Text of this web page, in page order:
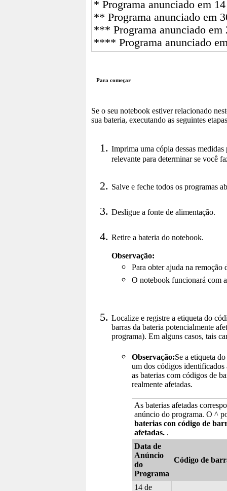
* Programa anunciado em
** Programa anunciado em
*** Programa anunciado em
**** Programa anunciado
Para começar
Se o seu notebook estiver relacionado
sua bateria, executando as seguintes
Imprima uma cópia dessas
relevante para determinar se você
Salve e feche todos os programas
Desligue a fonte de alimentação.
Retire a bateria do notebook.
Observação:
Para obter ajuda na
O notebook funcionará com
Localize e registre a etiqueta do
barras da bateria potencialmente
programa). Em alguns casos, tais
Observação:Se a etiqueta
um dos códigos identificados
as baterias com códigos de
realmente afetadas.
As baterias afetadas
anúncio do programa. O ^
baterias con código de
afetadas. .
Data de
Anúncio
do
Programa
Código de
14 de